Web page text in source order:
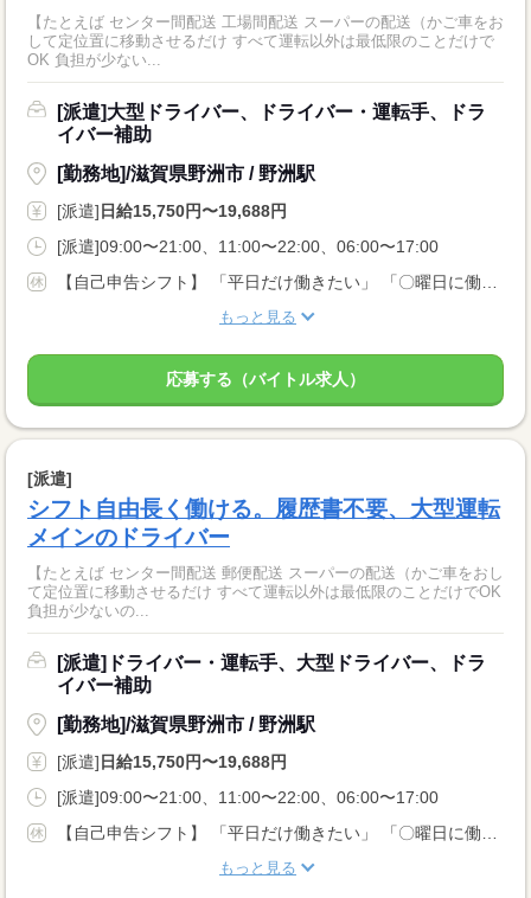
【たとえば センター間配送 工場間配送 スーパーの配送（かご車をお
して定位置に移動させるだけ すべて運転以外は最低限のことだけで
OK 負担が少ない...
[派遣]大型ドライバー、ドライバー・運転手、ドラ
イバー補助
[勤務地]/滋賀県野洲市 / 野洲駅
[派遣] 日給15,750円〜19,688円
[派遣]09:00〜21:00、11:00〜22:00、06:00〜17:00
もっと見る
応募する（バイトル求人）
[派遣]
シフト自由長く働ける。履歴書不要、大型運転
メインのドライバー
【たとえば センター間配送 郵便配送 スーパーの配送（かご車をおし
て定位置に移動させるだけ すべて運転以外は最低限のことだけでOK
負担が少ないの...
[派遣]ドライバー・運転手、大型ドライバー、ドラ
イバー補助
[勤務地]/滋賀県野洲市 / 野洲駅
[派遣] 日給15,750円〜19,688円
[派遣]09:00〜21:00、11:00〜22:00、06:00〜17:00
もっと見る